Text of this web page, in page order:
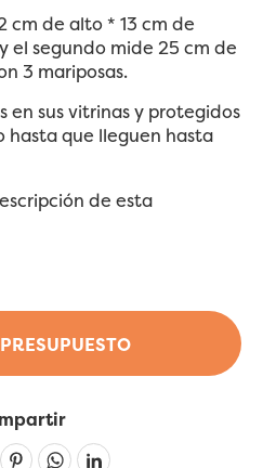
cm de alto * 13 cm de
el segundo mide 25 cm de
3 mariposas.
en sus vitrinas y protegidos
hasta que lleguen hasta
de esta
Linkedin